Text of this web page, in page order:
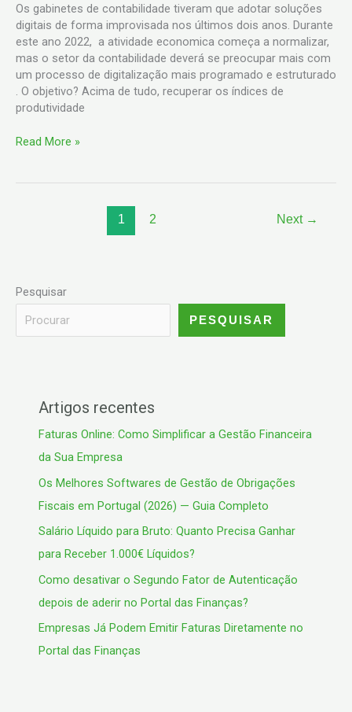
Os gabinetes de contabilidade tiveram que adotar soluções
digitais de forma improvisada nos últimos dois anos. Durante
este ano 2022, a atividade economica começa a normalizar,
mas o setor da contabilidade deverá se preocupar mais com
um processo de digitalização mais programado e estruturado
. O objetivo? Acima de tudo, recuperar os índices de
produtividade
Read More »
1 2 Next →
Pesquisar
PESQUISAR
Artigos recentes
Faturas Online: Como Simplificar a Gestão Financeira
da Sua Empresa
Os Melhores Softwares de Gestão de Obrigações
Fiscais em Portugal (2026) — Guia Completo
Salário Líquido para Bruto: Quanto Precisa Ganhar
para Receber 1.000€ Líquidos?
Como desativar o Segundo Fator de Autenticação
depois de aderir no Portal das Finanças?
Empresas Já Podem Emitir Faturas Diretamente no
Portal das Finanças